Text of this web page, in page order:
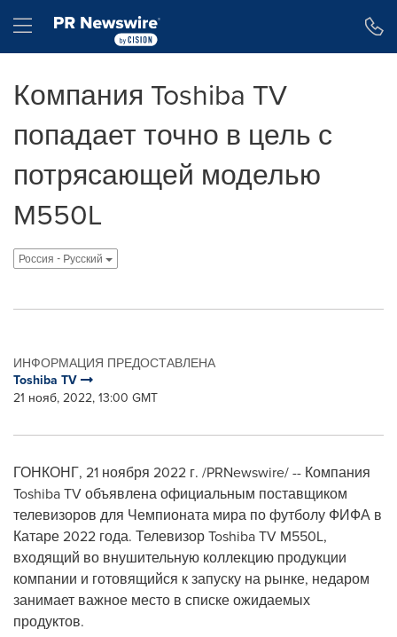
Hamburger menu
Компания Toshiba TV
попадает точно в цель с
потрясающей моделью
M550L
Россия - Pусский
ИНФОРМАЦИЯ ПРЕДОСТАВЛЕНА
Toshiba TV
21 нояб, 2022, 13:00 GMT
ГОНКОНГ, 21 ноября 2022 г. /PRNewswire/ -- Компания
Toshiba TV объявлена официальным поставщиком
телевизоров для Чемпионата мира по футболу ФИФА в
Катаре 2022 года. Телевизор Toshiba TV M550L,
входящий во внушительную коллекцию продукции
компании и готовящийся к запуску на рынке, недаром
занимает важное место в списке ожидаемых
продуктов.